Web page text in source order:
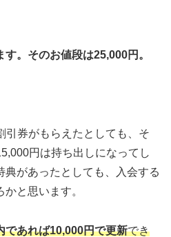
。そのお値段は25,000円。
引券がもらえたとしても、そ
円は持ち出しになってし
典があったとしても、入会する
と思います。
であれば10,000円で更新でき